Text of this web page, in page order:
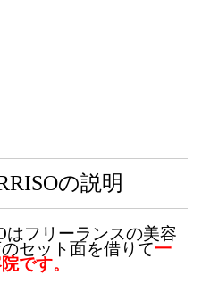
の説明
はフリーランスの美容
セット面を借りて一
です。